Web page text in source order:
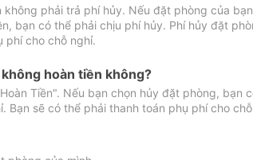
phải trả phí hủy. Nếu đặt phòng của
bạn có thể phải chịu phí hủy. Phí hủy đặt
phí cho chỗ nghỉ.
hoàn tiền không?
Tiền". Nếu bạn chọn hủy đặt phòng, bạn
sẽ có thể phải thanh toán phụ phí cho